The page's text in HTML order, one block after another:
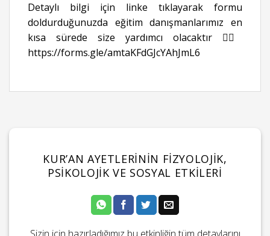
Detaylı bilgi için linke tıklayarak formu
doldurduğunuzda eğitim danışmanlarımız en
kısa sürede size yardımcı olacaktır 👉🏻
https://forms.gle/amtaKFdGJcYAhJmL6
KUR’AN AYETLERININ FIZYOLOJIK,
PSIKOLOJIK VE SOSYAL ETKILERI